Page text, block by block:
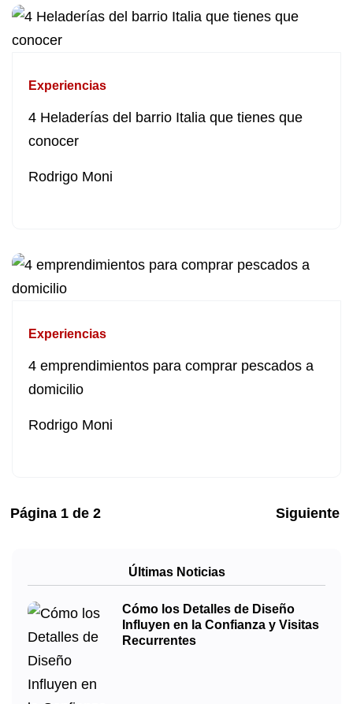
Experiencias
4 Heladerías del barrio Italia que tienes que
conocer
Rodrigo Moni
Experiencias
4 emprendimientos para comprar pescados a
domicilio
Rodrigo Moni
Página 1 de 2 Siguiente
Últimas Noticias
Cómo los Detalles de Diseño
Influyen en la Confianza y Visitas
Recurrentes